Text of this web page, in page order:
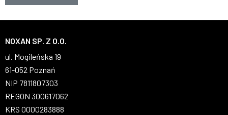
NOXAN SP. Z O.O.
ul. Mogileńska 19
61-052 Poznań
NIP 7811807303
REGON 300617062
KRS 0000283888